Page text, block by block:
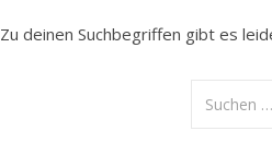
Zu deinen Suchbegriffen gibt es